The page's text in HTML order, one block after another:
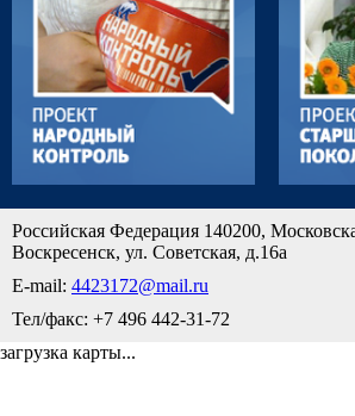
Российская Федерация 140200,
Воскресенск, ул. Советская, д.16а
E-mail: 4423172@mail.ru
Тел/факс: +7 496 442-31-72
загрузка карты...